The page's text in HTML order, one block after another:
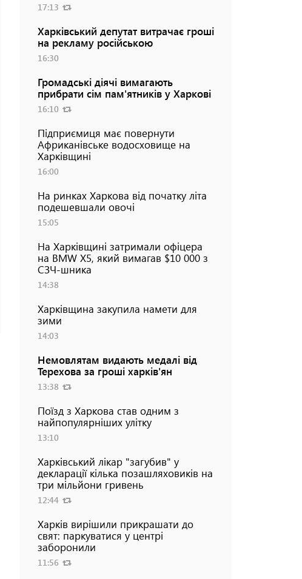
17:13
Харківський депутат витрачає гроші
на рекламу російською
16:30
Громадські діячі вимагають
прибрати сім пам'ятників у Харкові
16:10
Підприємиця має повернути
Африканівське водосховище на
Харківщині
16:00
На ринках Харкова від початку літа
подешевшали овочі
15:05
На Харківщині затримали офіцера
на BMW Х5, який вимагав $10 000 з
СЗЧ-шника
14:38
Харківщина закупила намети для
зими
14:03
Немовлятам видають медалі від
Терехова за гроші харків'ян
13:38
Поїзд з Харкова став одним з
найпопулярніших улітку
13:10
Харківський лікар "загубив" у
декларації кілька позашляховиків на
три мільйони гривень
12:44
Харків вирішили прикрашати до
свят: паркуватися у центрі
заборонили
11:56